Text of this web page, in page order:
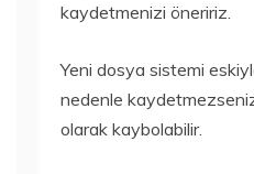
kaydetmenizi öneririz.
Yeni dosya sistemi
nedenle kaydetmezseniz
olarak kaybolabilir.